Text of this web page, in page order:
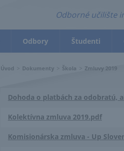
Odbory Študenti
Odborné učilište
Úvod Dokumenty Škola Zmluvy 2019
Dohoda o platbách za odobratú,
Kolektívna zmluva 2019.pdf
Komisionárska zmluva - Up